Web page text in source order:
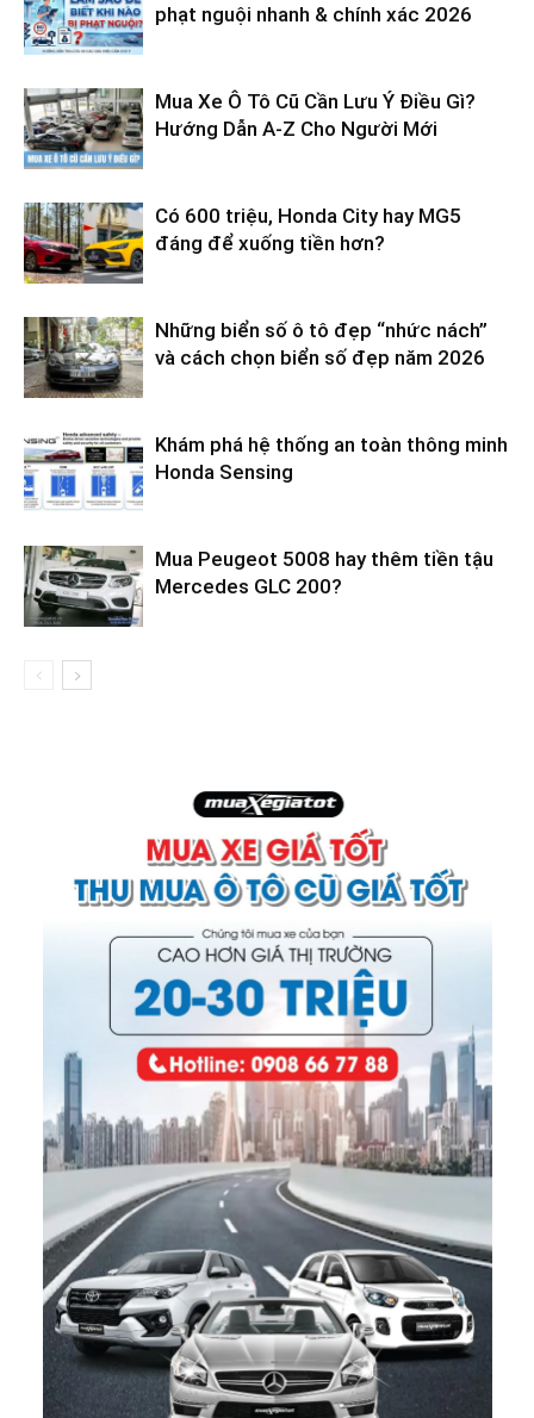
phạt nguội nhanh & chính xác 2026
Mua Xe Ô Tô Cũ Cần Lưu Ý Điều Gì?
Hướng Dẫn A-Z Cho Người Mới
Có 600 triệu, Honda City hay MG5
đáng để xuống tiền hơn?
Những biển số ô tô đẹp “nhức nách”
và cách chọn biển số đẹp năm 2026
Khám phá hệ thống an toàn thông minh
Honda Sensing
Mua Peugeot 5008 hay thêm tiền tậu
Mercedes GLC 200?